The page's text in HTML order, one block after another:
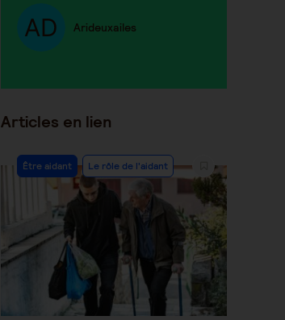
Arideuxailes
Articles en lien
Être aidant Le rôle de l'aidant